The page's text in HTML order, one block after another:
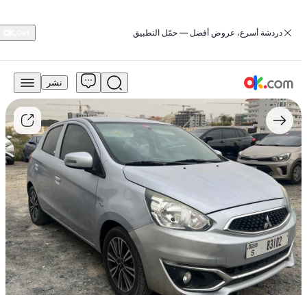
‏دردشة أسرع، عروض أفضل — حمّل التطبيق
14,000
درهم
للبيع
ميتسوبيشي
ميراج
2019،
طراز
1.2
GLX،
تعمل
بالبنزين،
أوتوماتيكية
الدفع
الأمامي
مستعمل
نشر